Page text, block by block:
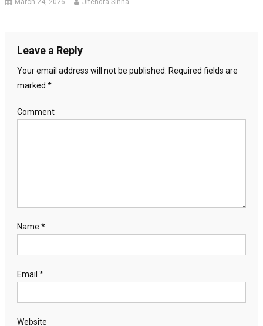
Leave a Reply
Your email address will not be published. Required fields are
marked *
Comment
Name *
Email *
Website